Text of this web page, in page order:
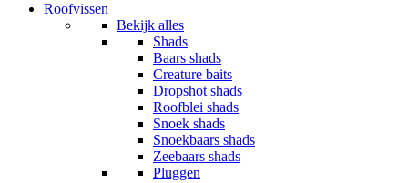
Roofvissen
Bekijk alles
Shads
Baars shads
Creature baits
Dropshot shads
Roofblei shads
Snoek shads
Snoekbaars shads
Zeebaars shads
Pluggen